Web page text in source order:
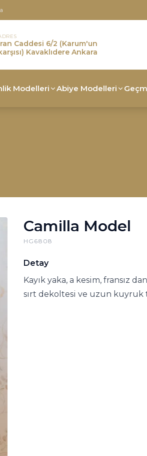
Caddesi 6/2 (Karum'un
Kavaklıdere Ankara
Modelleri Abiye Modelleri
Camilla Model
HG6808
Detay
Kayık yaka, a kesim, fransız
sırt dekoltesi ve uzun kuyruk